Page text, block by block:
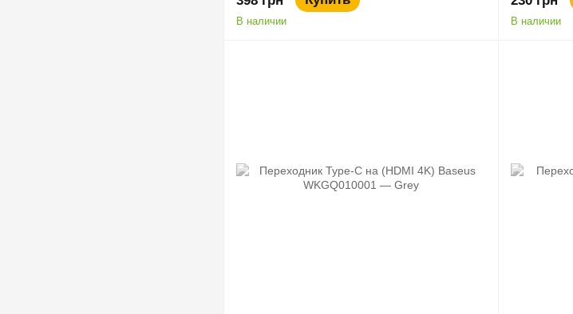
В наличии В наличии